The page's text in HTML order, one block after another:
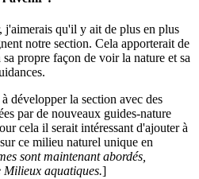
j'aimerais qu'il y ait de plus en plus
notre section. Cela apporterait de
propre façon de voir la nature et sa
développer la section avec des
par de nouveaux guides-nature
cela il serait intéressant d'ajouter à
ce milieu naturel unique en
sont maintenant abordés,
Milieux aquatiques.]